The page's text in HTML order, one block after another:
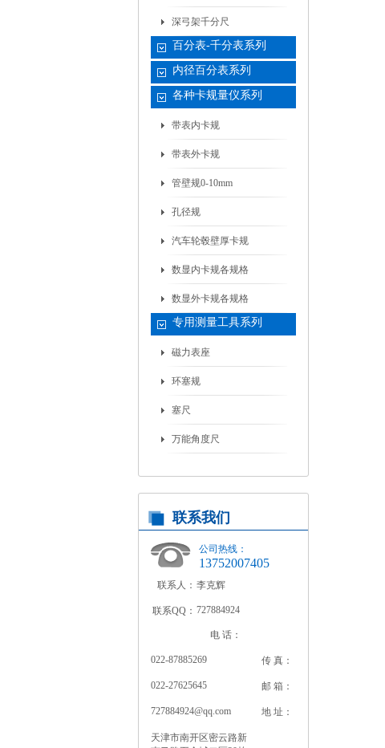
深弓架千分尺
百分表-千分表系列
内径百分表系列
各种卡规量仪系列
带表内卡规
带表外卡规
管壁规0-10mm
孔径规
汽车轮毂壁厚卡规
数显内卡规各规格
数显外卡规各规格
专用测量工具系列
磁力表座
环塞规
塞尺
万能角度尺
联系我们
公司热线：
13752007405
联系人： 李克辉
联系QQ： 727884924
电 话：
022-87885269 传 真：
022-27625645 邮 箱：
727884924@qq.com 地 址：
天津市南开区密云路新